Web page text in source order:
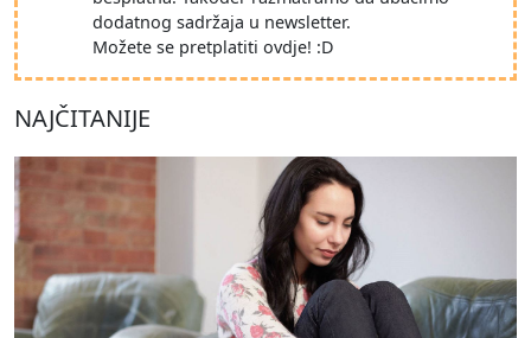
dodatnog sadržaja u newsletter.
Možete se pretplatiti ovdje! :D
NAJČITANIJE